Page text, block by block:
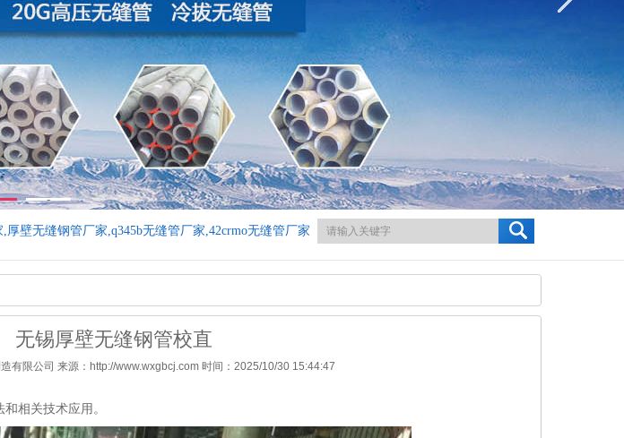
2
壁无缝钢管厂家,q345b无缝管厂家,42crmo无缝管厂家
无锡厚壁无缝钢管校直
有限公司 来源：http://www.wxgbcj.com 时间：2025/10/30 15:44:47
相关技术应用。